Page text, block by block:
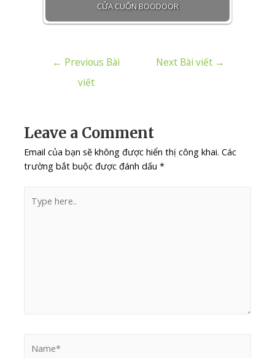
CỬA CUỐN BOODOOR
← Previous Bài
viết
Next Bài viết →
Leave a Comment
Email của bạn sẽ không được hiển thị công khai. Các
trường bắt buộc được đánh dấu*